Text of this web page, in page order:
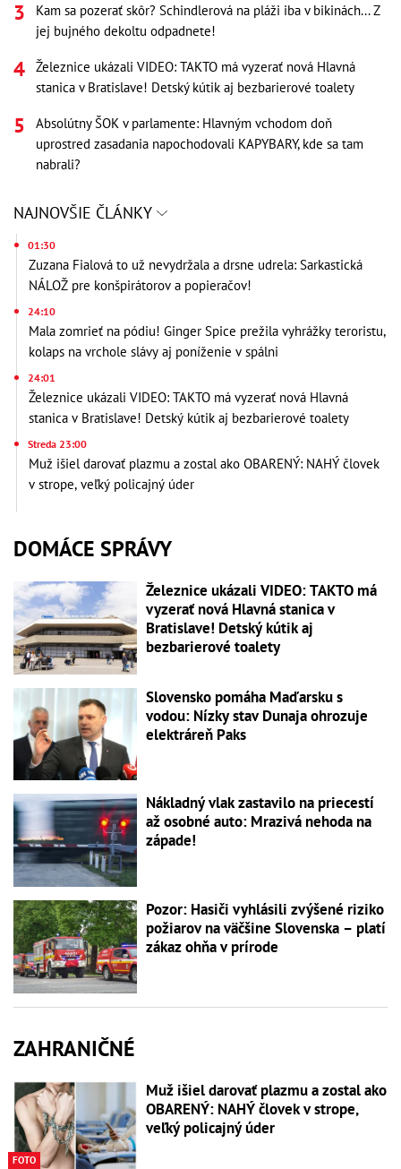
Kam sa pozerať skôr? Schindlerová na pláži iba v bikinách... Z
jej bujného dekoltu odpadnete!
Železnice ukázali VIDEO: TAKTO má vyzerať nová Hlavná
stanica v Bratislave! Detský kútik aj bezbarierové toalety
Absolútny ŠOK v parlamente: Hlavným vchodom doň
uprostred zasadania napochodovali KAPYBARY, kde sa tam
nabrali?
NAJNOVŠIE ČLÁNKY
01:30
Zuzana Fialová to už nevydržala a drsne udrela: Sarkastická
NÁLOŽ pre konšpirátorov a popieračov!
24:10
Mala zomrieť na pódiu! Ginger Spice prežila vyhrážky teroristu,
kolaps na vrchole slávy aj poníženie v spálni
24:01
Železnice ukázali VIDEO: TAKTO má vyzerať nová Hlavná
stanica v Bratislave! Detský kútik aj bezbarierové toalety
Streda 23:00
Muž išiel darovať plazmu a zostal ako OBARENÝ: NAHÝ človek
v strope, veľký policajný úder
DOMÁCE SPRÁVY
Železnice ukázali VIDEO: TAKTO má
vyzerať nová Hlavná stanica v
Bratislave! Detský kútik aj
bezbarierové toalety
Slovensko pomáha Maďarsku s
vodou: Nízky stav Dunaja ohrozuje
elektráreň Paks
Nákladný vlak zastavilo na priecestí
až osobné auto: Mrazivá nehoda na
západe!
Pozor: Hasiči vyhlásili zvýšené riziko
požiarov na väčšine Slovenska – platí
zákaz ohňa v prírode
ZAHRANIČNÉ
FOTO
Muž išiel darovať plazmu a zostal ako
OBARENÝ: NAHÝ človek v strope,
veľký policajný úder